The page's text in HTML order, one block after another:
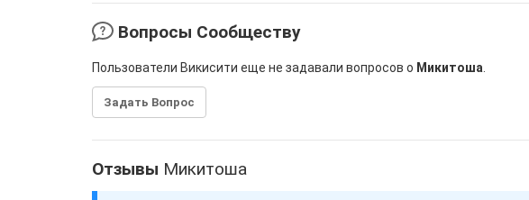
Вопросы Сообществу
Пользователи Викисити еще не задавали вопросов о Микитоша
Задать Вопрос
Отзывы Микитоша